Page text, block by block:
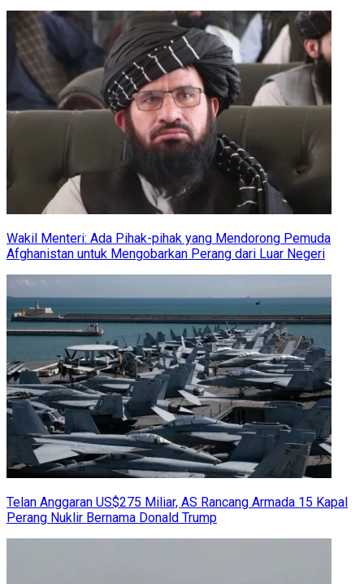
Wakil Menteri: Ada Pihak-pihak yang Mendorong Pemuda
Afghanistan untuk Mengobarkan Perang dari Luar Negeri
Telan Anggaran US$275 Miliar, AS Rancang Armada 15 Kapal
Perang Nuklir Bernama Donald Trump